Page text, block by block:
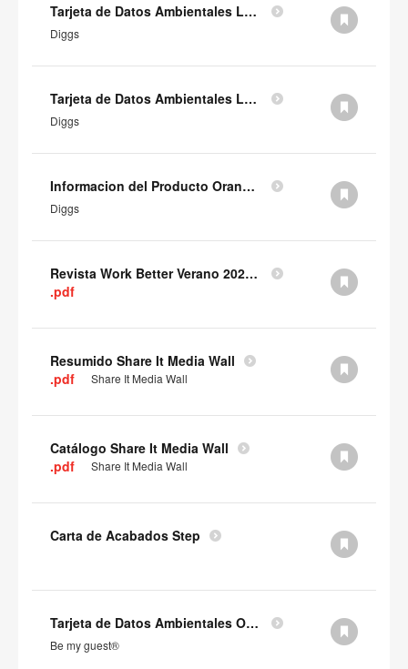
Tarjeta de Datos Ambientales LHS Orangebox Diggs (en inglés)
Diggs
Tarjeta de Datos Ambientales LH Orangebox Diggs (en inglés)
Diggs
Informacion del Producto Orangebox Diggs (en inglés)
Diggs
Revista Work Better Verano 2025 (PDF)
.pdf
Resumido Share It Media Wall
.pdf
Share It Media Wall
Catálogo Share It Media Wall
.pdf
Share It Media Wall
Carta de Acabados Step
Tarjeta de Datos Ambientales Orangebox Be my guest® (en inglés)
Be my guest®